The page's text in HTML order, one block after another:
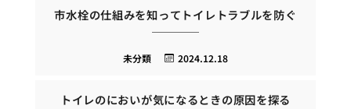
市水栓の仕組みを知ってトイレトラブルを防ぐ
2024.12.18
未分類
トイレのにおいが気になるときの原因を探る